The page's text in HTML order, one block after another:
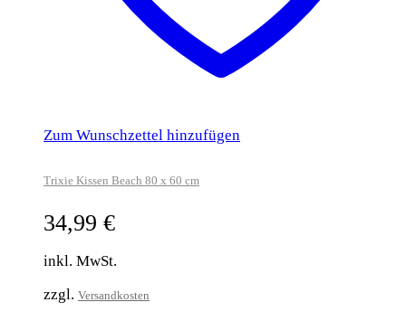
Zum Wunschzettel hinzufügen
Trixie Kissen Beach 80 x 60 cm
34,99 €
inkl. MwSt.
zzgl. Versandkosten